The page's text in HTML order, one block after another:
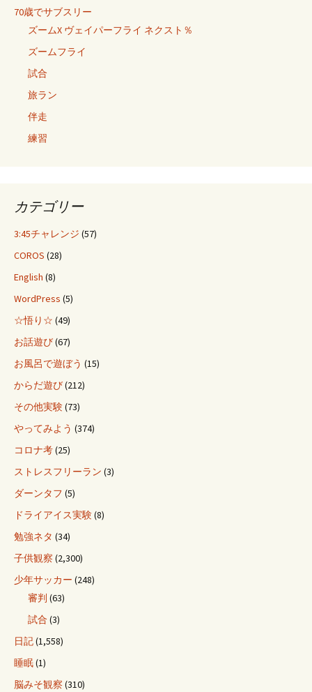
70歳でサブスリー
ズームX ヴェイパーフライ ネクスト％
ズームフライ
試合
旅ラン
伴走
練習
カテゴリー
3:45チャレンジ (57)
COROS (28)
English (8)
WordPress (5)
☆悟り☆ (49)
お話遊び(67)
お風呂で遊ぼう (15)
からだ遊び(212)
その他実験(73)
やってみよう (374)
コロナ考(25)
ストレスフリーラン (3)
ダーンタフ (5)
ドライアイス実験(8)
勉強ネタ (34)
子供観察 (2,300)
少年サッカー (248)
審判 (63)
試合 (3)
日記(1,558)
睡眠(1)
脳みそ観察 (310)